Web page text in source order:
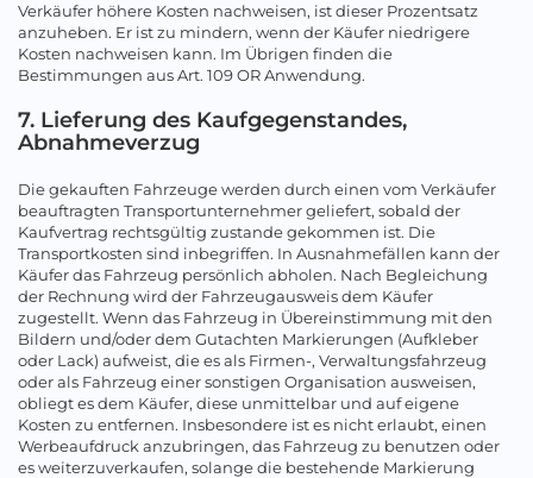
Verkäufer höhere Kosten nachweisen, ist dieser Prozentsatz
anzuheben. Er ist zu mindern, wenn der Käufer niedrigere
Kosten nachweisen kann. Im Übrigen finden die
Bestimmungen aus Art. 109 OR Anwendung.
7. Lieferung des Kaufgegenstandes,
Abnahmeverzug
Die gekauften Fahrzeuge werden durch einen vom Verkäufer
beauftragten Transportunternehmer geliefert, sobald der
Kaufvertrag rechtsgültig zustande gekommen ist. Die
Transportkosten sind inbegriffen. In Ausnahmefällen kann der
Käufer das Fahrzeug persönlich abholen. Nach Begleichung
der Rechnung wird der Fahrzeugausweis dem Käufer
zugestellt. Wenn das Fahrzeug in Übereinstimmung mit den
Bildern und/oder dem Gutachten Markierungen (Aufkleber
oder Lack) aufweist, die es als Firmen-, Verwaltungsfahrzeug
oder als Fahrzeug einer sonstigen Organisation ausweisen,
obliegt es dem Käufer, diese unmittelbar und auf eigene
Kosten zu entfernen. Insbesondere ist es nicht erlaubt, einen
Werbeaufdruck anzubringen, das Fahrzeug zu benutzen oder
es weiterzuverkaufen, solange die bestehende Markierung